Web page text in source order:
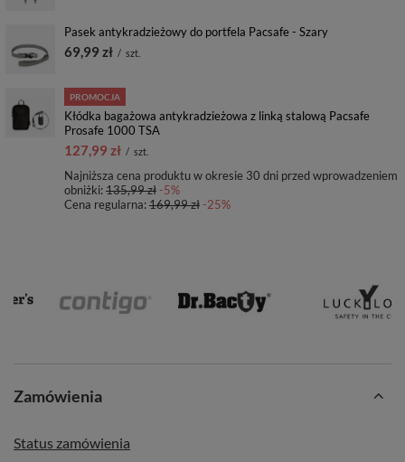
Pasek antykradzieżowy do portfela Pacsafe - Szary
69,99 zł / szt.
PROMOCJA
Kłódka bagażowa antykradzieżowa z linką stalową Pacsafe
Prosafe 1000 TSA
127,99 zł / szt.
Najniższa cena produktu w okresie 30 dni przed wprowadzeniem
obniżki:135,99 zł-5%
Cena regularna:169,99 zł-25%
Zamówienia
Status zamówienia